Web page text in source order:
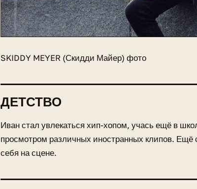
SKIDDY MEYER (Скидди Майер) фото
ДЕТСТВО
Иван стал увлекаться хип-хопом, учась ещё в
просмотром различных иностранных клипов. Ещё
себя на сцене.